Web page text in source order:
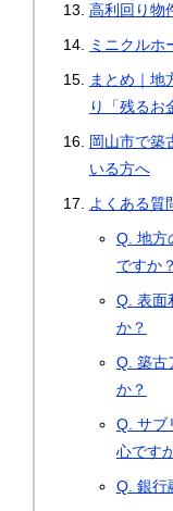
高利回り物
ミニクルホ
まとめ｜地
り「残るお
岡山市で築
いる方へ
よくある質
Q. 地方
ですか？
Q. 表面
か？
Q. 築古
か？
Q. サブ
心です
Q. 銀行